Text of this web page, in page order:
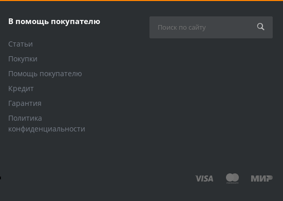
В помощь покупателю
Статьи
Покупки
Помощь покупателю
Кредит
Гарантия
Политика
конфиденциальности